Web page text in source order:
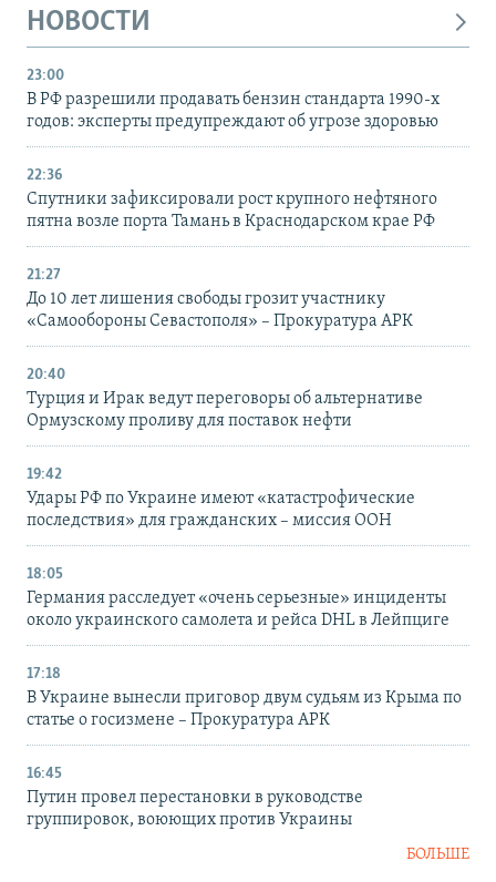
НОВОСТИ
23:00
В РФ разрешили продавать бензин стандарта 1990-х
годов: эксперты предупреждают об угрозе здоровью
22:36
Спутники зафиксировали рост крупного нефтяного
пятна возле порта Тамань в Краснодарском крае РФ
21:27
До 10 лет лишения свободы грозит участнику
«Самообороны Севастополя» – Прокуратура АРК
20:40
Турция и Ирак ведут переговоры об альтернативе
Ормузскому проливу для поставок нефти
19:42
Удары РФ по Украине имеют «катастрофические
последствия» для гражданских – миссия ООН
18:05
Германия расследует «очень серьезные» инциденты
около украинского самолета и рейса DHL в Лейпциге
17:18
В Украине вынесли приговор двум судьям из Крыма по
статье о госизмене – Прокуратура АРК
16:45
Путин провел перестановки в руководстве
группировок, воюющих против Украины
БОЛЬШЕ